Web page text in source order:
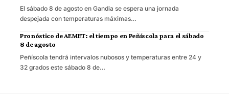
El sábado 8 de agosto en Gandia se espera una jornada
despejada con temperaturas máximas…
Pronóstico de AEMET: el tiempo en Peñíscola para el sábado
8 de agosto
Peñíscola tendrá intervalos nubosos y temperaturas entre 24 y
32 grados este sábado 8 de…